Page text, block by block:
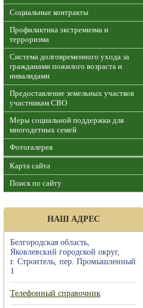
Социальные контракты
Профилактика экстремизма и
терроризма
Система долговременного ухода за
гражданами пожилого возраста и
инвалидами
Предоставление земельных участков
участникам СВО
Меры социальной поддержки для
многодетных семей
Фотогалерея
Карта сайта
Поиск по сайту
НАШ АДРЕС
Белгородская область,
Яковлевский городской округ,
г. Строитель, пер. Промышленный
1
Телефонный справочник